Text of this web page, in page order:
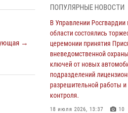
→
области состоялись
церемонии принятия
вневедомственной
ключей от новых
подразделений
разрешительной работы и
18 июля 2026, 13:37 10
В Саратовской области
ПОПУЛЯРНЫЕ НОВОСТИ
В Управлении Росгвардии
области состоялись
церемонии принятия
вневедомственной
ключей от новых
подразделений
разрешительной работы и
контроля.
18 июля 2026, 13:37 10